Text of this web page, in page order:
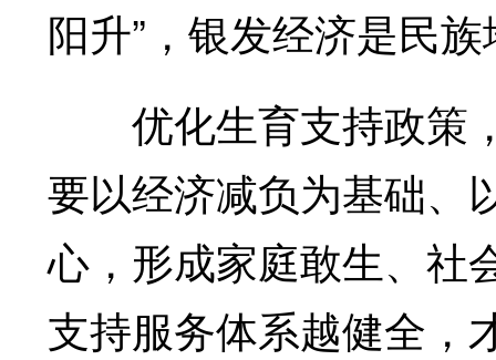
阳升”，银发经济是民
优化生育支持政策
要以经济减负为基础、
心，形成家庭敢生、社
支持服务体系越健全，